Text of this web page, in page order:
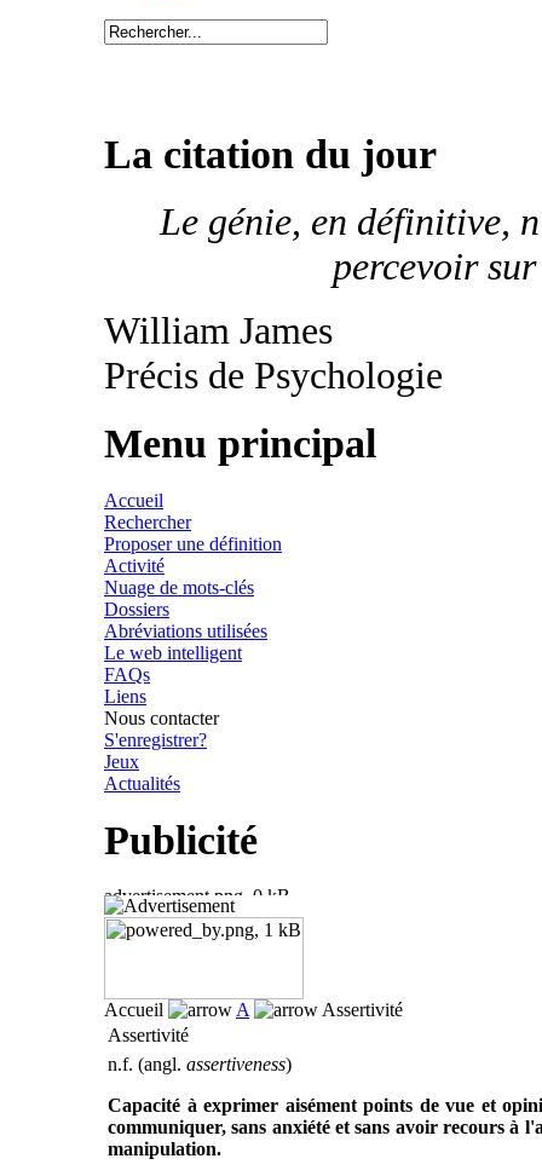
La citation du jour
Le génie, en définitive,
percevoir
William James
Précis de Psychologie
Menu principal
Accueil
Rechercher
Proposer une définition
Activité
Nuage de mots-clés
Dossiers
Abréviations utilisées
Le web intelligent
FAQs
Liens
Nous contacter
S'enregistrer?
Jeux
Actualités
Publicité
Accueil A
Assertivité
Assertivité
n.f. (angl. assertiveness)
Capacité à exprimer aisément points de vue et
communiquer, sans anxiété et sans avoir recours à
manipulation.